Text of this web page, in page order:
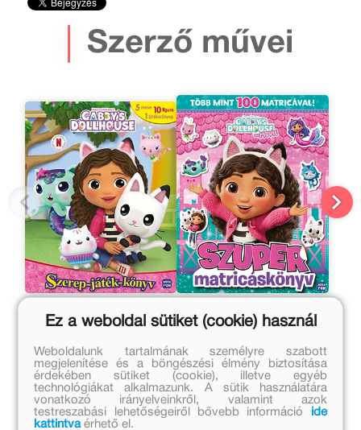
Szerző művei
játék-könyv
Eredeti ár:
7 999 Ft
Online ár:
6 559 Ft
Gabi babaháza - The
movie. Szuper
Eredeti ár:
1 699 Ft
Online ár:
1 393 Ft
Ez a weboldal sütiket (cookie) használ
Weboldalunk tartalmának személyre szabott
megjelenítése és a böngészési élmény biztosítása
érdekében sütiket (cookie), illetve egyéb
technológiákat alkalmazunk. A sütik használatára
vonatkozó irányelveinkről, valamint azok
testreszabási lehetőségeiről bővebb információ
ide
kattintvaérhető el.